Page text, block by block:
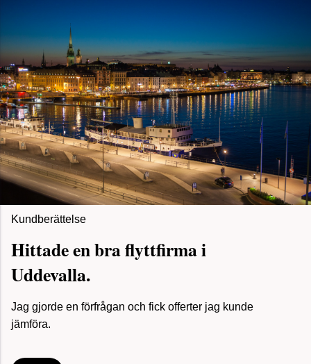
Kundberättelse
Hittade en bra flyttfirma i
Uddevalla.
Jag gjorde en förfrågan och fick offerter jag kunde
jämföra.